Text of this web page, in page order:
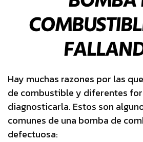
Hay muchas razones por las
de combustible y diferentes
diagnosticarla. Estos son
comunes de una bomba de
defectuosa: